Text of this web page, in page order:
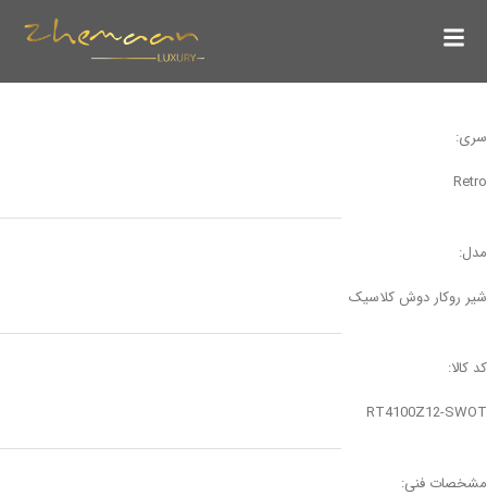
سری:
Retro
مدل:
شیر روکار دوش کلاسیک
کد کالا:
RT4100Z12-SWOT
مشخصات فنی: